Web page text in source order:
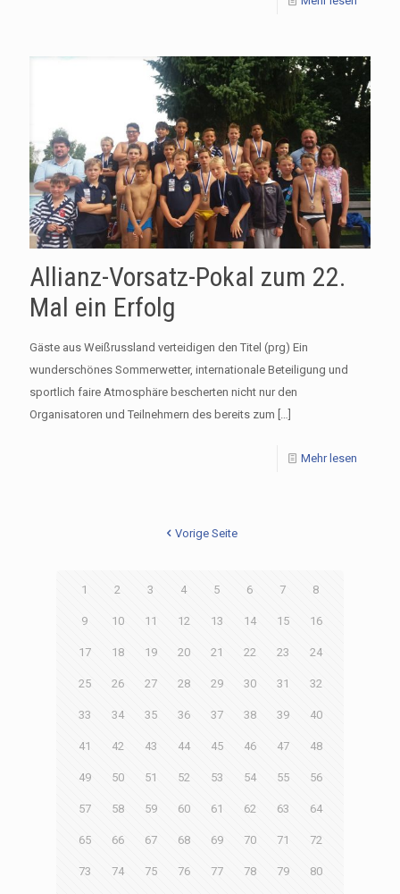
Allianz-Vorsatz-Pokal zum 22.
Mal ein Erfolg
Gäste aus Weißrussland verteidigen den Titel (prg) Ein
wunderschönes Sommerwetter, internationale Beteiligung und
sportlich faire Atmosphäre bescherten nicht nur den
Organisatoren und Teilnehmern des bereits zum
Mehr lesen
Vorige Seite
1 2 3 4 5 6 7 8
9 10 11 12 13 14 15 16
17 18 19 20 21 22 23 24
25 26 27 28 29 30 31 32
33 34 35 36 37 38 39 40
41 42 43 44 45 46 47 48
49 50 51 52 53 54 55 56
57 58 59 60 61 62 63 64
65 66 67 68 69 70 71 72
73 74 75 76 77 78 79 80